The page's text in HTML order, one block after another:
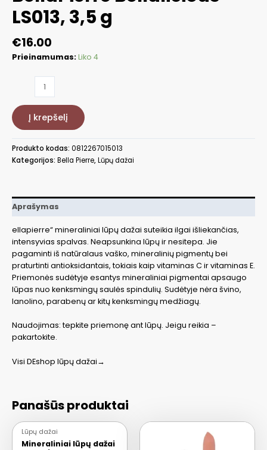
LS013, 3,5 g
€16.00
Prieinamumas:Liko 4
Mineraliniai
lūpų
dažai
Bellalicious
LS013,
Į krepšelį
Produkto kodas: 0812267015013
Kategorijos: Bella Pierre,Lūpų dažai
Aprašymas
ellapierre“ mineraliniai lūpų dažai suteikia ilgai išliekančias,
intensyvias spalvas. Neapsunkina lūpų ir nesitepa. Jie
pagaminti iš natūralaus vaško, mineralinių pigmentų bei
praturtinti antioksidantais, tokiais kaip vitaminas C ir vitaminas E.
Priemonės sudėtyje esantys mineraliniai pigmentai apsaugo
lūpas nuo kenksmingų saulės spindulių. Sudėtyje nėra švino,
lanolino, parabenų ar kitų kenksmingų medžiagų.
Naudojimas: tepkite priemonę ant lūpų. Jeigu reikia –
pakartokite.
Visi DEshop lūpų dažai→
Panašūs produktai
Lūpų dažai
Mineraliniai lūpų dažai